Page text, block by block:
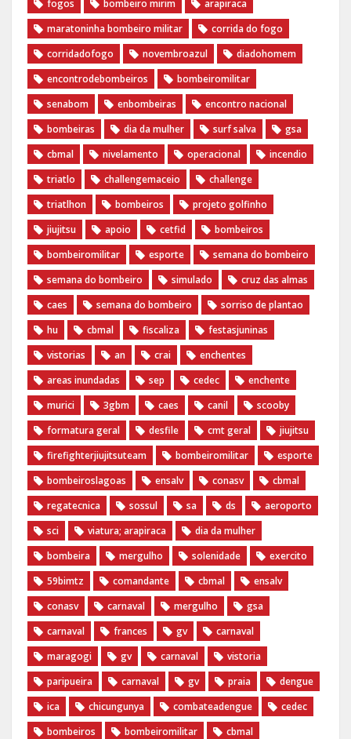
fogos bombeiro mirim
arapiraca
maratoninha bombeiro militar
corrida do fogo
corridadofogo
novembroazul
diadohomem
encontrodebombeiros
bombeiromilitar
senabom
enbombeiras
encontro nacional
bombeiras
dia da mulher surf salva
gsa
cbmal
nivelamento operacional
incendio
triatlo
challengemaceio
challenge
triatlhon
bombeiros
projeto golfinho
jiujitsu
apoio cetfid
bombeiros
bombeiromilitar
esporte
semana do bombeiro
semana do bombeiro
simulado
cruz das almas
caes
semana do bombeiro
sorriso de plantao
hu
cbmal fiscaliza
festasjuninas
vistorias
an crai
enchentes
areas inundadas
sep cedec
enchente
murici
3gbm caes canil
scooby
formatura geral
desfile cmt geral
jiujitsu
firefighterjiujitsuteam
bombeiromilitar
esporte
bombeiroslagoas
ensalv conasv
cbmal
regatecnica
sossul sa ds
aeroporto
sci
viatura; arapiraca
dia da mulher
bombeira
mergulho solenidade
exercito
59bimtz
comandante cbmal
ensalv
conasv
carnaval mergulho
gsa
carnaval
frances gv
carnaval
maragogi
gv carnaval
vistoria
paripueira
carnaval gv praia
dengue
ica
chicungunya combateadengue
cedec
bombeiros
bombeiromilitar
cbmal